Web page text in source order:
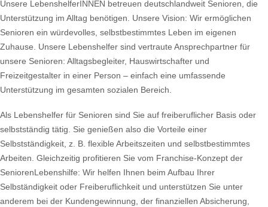
Unsere LebenshelferINNEN betreuen deutschlandweit Senioren, die
Unterstützung im Alltag benötigen. Unsere Vision: Wir ermöglichen
Senioren ein würdevolles, selbstbestimmtes Leben im eigenen
Zuhause. Unsere Lebenshelfer sind vertraute Ansprechpartner für
unsere Senioren: Alltagsbegleiter, Hauswirtschafter und
Freizeitgestalter in einer Person – einfach eine umfassende
Unterstützung im gesamten sozialen Bereich.
Als Lebenshelfer für Senioren sind Sie auf freiberuflicher Basis oder
selbstständig tätig. Sie genießen also die Vorteile einer
Selbstständigkeit, z. B. flexible Arbeitszeiten und selbstbestimmtes
Arbeiten. Gleichzeitig profitieren Sie vom Franchise-Konzept der
SeniorenLebenshilfe: Wir helfen Ihnen beim Aufbau Ihrer
Selbständigkeit oder Freiberuflichkeit und unterstützen Sie unter
anderem bei der Kundengewinnung, der finanziellen Absicherung,